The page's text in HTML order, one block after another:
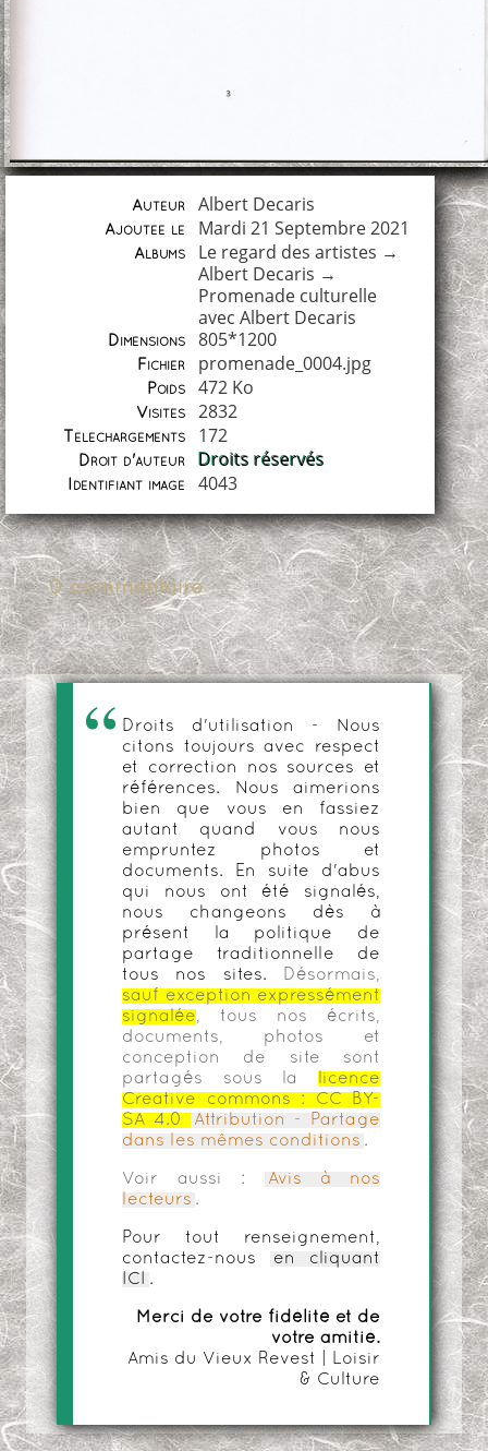
Auteur Albert Decaris
Ajoutée le Mardi 21 Septembre 2021
Albums Le regard des artistes →
Albert Decaris →
Promenade culturelle
avec Albert Decaris
Dimensions 805*1200
Fichier promenade_0004.jpg
Poids 472 Ko
Visites 2832
Téléchargements 172
Droit d'auteur Droits réservés
Identifiant image 4043
0 commentaire
Droits d'utilisation - Nous
citons toujours avec respect
et correction nos sources et
références. Nous aimerions
bien que vous en fassiez
autant quand vous nous
empruntez photos et
documents. En suite d'abus
qui nous ont été signalés,
nous changeons dès à
présent la politique de
partage traditionnelle de
tous nos sites.
Désormais,
sauf exception expressément
signalée, tous nos écrits,
documents, photos et
conception de site sont
partagés sous la
licence
Creative commons :
CC BY-
SA 4.0
Attribution - Partage
dans les mêmes conditions .
Voir aussi :
Avis à nos
lecteurs .
Pour tout renseignement,
contactez-nous
en cliquant
ICI
.
Merci de votre fidélité et de
votre amitié.
Amis du Vieux Revest | Loisir
& Culture